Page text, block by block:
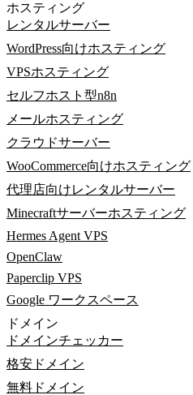
ホスティング
レンタルサーバー
WordPress向けホスティング
VPSホスティング
セルフホスト型n8n
メールホスティング
クラウドサーバー
WooCommerce向けホスティング
代理店向けレンタルサーバー
Minecraftサーバーホスティング
Hermes Agent VPS
OpenClaw
Paperclip VPS
Google ワークスペース
ドメイン
ドメインチェッカー
格安ドメイン
無料ドメイン